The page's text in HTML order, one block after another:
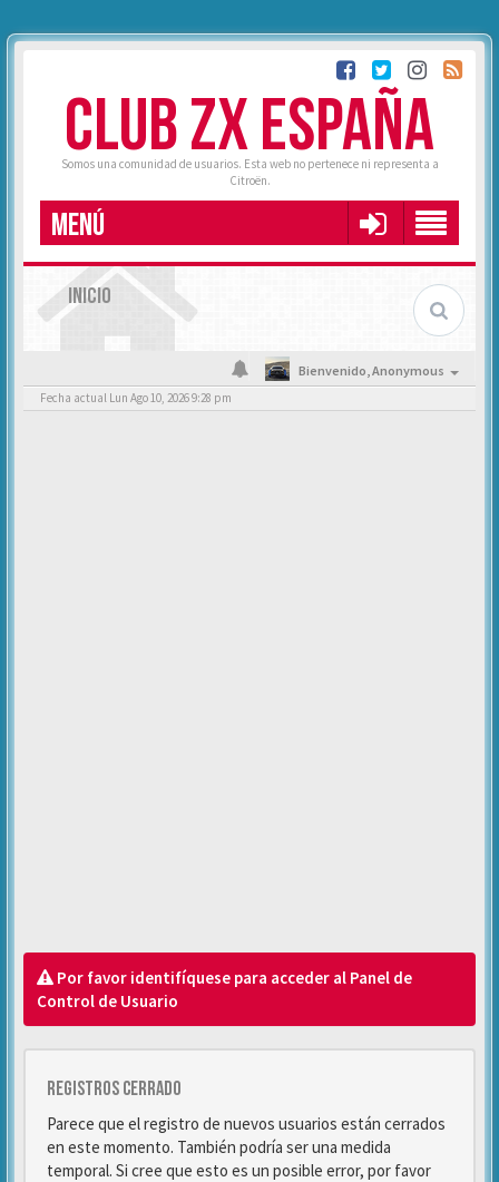
CLUB ZX ESPAÑA
Somos una comunidad de usuarios. Esta web no pertenece ni representa a
Citroën.
MENÚ
INICIO
Bienvenido,Anonymous
Fecha actual Lun Ago 10, 2026 9:28 pm
Por favor identifíquese para acceder al Panel de
Control de Usuario
Registros cerrado
Parece que el registro de nuevos usuarios están cerrados
en este momento. También podría ser una medida
temporal. Si cree que esto es un posible error, por favor